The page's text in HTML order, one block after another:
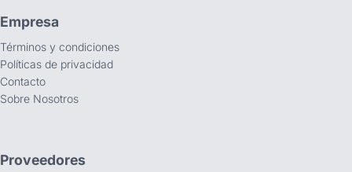
Empresa
Términos y condiciones
Políticas de privacidad
Contacto
Sobre Nosotros
Proveedores